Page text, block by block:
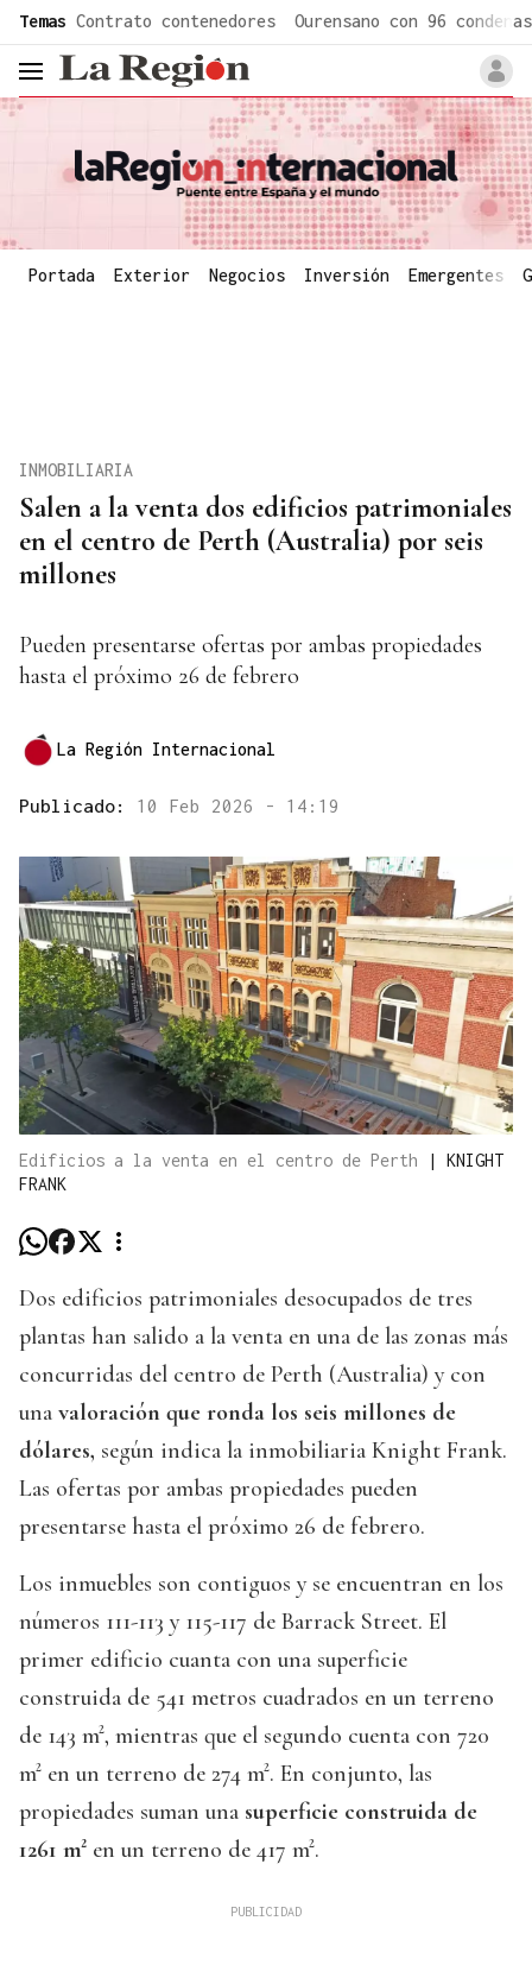
Temas Contrato contenedores Ourensano con 96 condenas
header.menu.open
Portada Exterior Negocios Inversión Emergentes
Salen a la venta dos edificios patrimoniales
en el centro de Perth (Australia) por seis
millones
INMOBILIARIA
Pueden presentarse ofertas por ambas propiedades
hasta el próximo 26 de febrero
La Región Internacional
Publicado: 10 Feb 2026 - 14:19
Edificios a la venta en el centro de Perth | KNIGHT
FRANK
Dos edificios patrimoniales desocupados de tres
plantas han salido a la venta en una de las zonas más
concurridas del centro de Perth (Australia) y con
una valoración que ronda los seis millones de
dólares, según indica la inmobiliaria Knight Frank.
Las ofertas por ambas propiedades pueden
presentarse hasta el próximo 26 de febrero.
Los inmuebles son contiguos y se encuentran en los
números 111-113 y 115-117 de Barrack Street. El
primer edificio cuanta con una superficie
construida de 541 metros cuadrados en un terreno
de 143 m², mientras que el segundo cuenta con 720
m² en un terreno de 274 m². En conjunto, las
propiedades suman una superficie construida de
1261 m² en un terreno de 417 m².